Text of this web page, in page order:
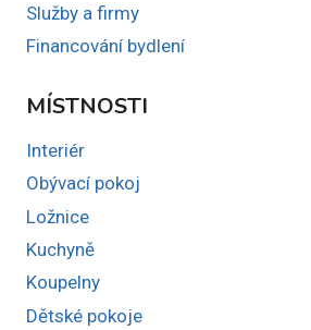
Služby a firmy
Financování bydlení
MÍSTNOSTI
Interiér
Obývací pokoj
Ložnice
Kuchyně
Koupelny
Dětské pokoje